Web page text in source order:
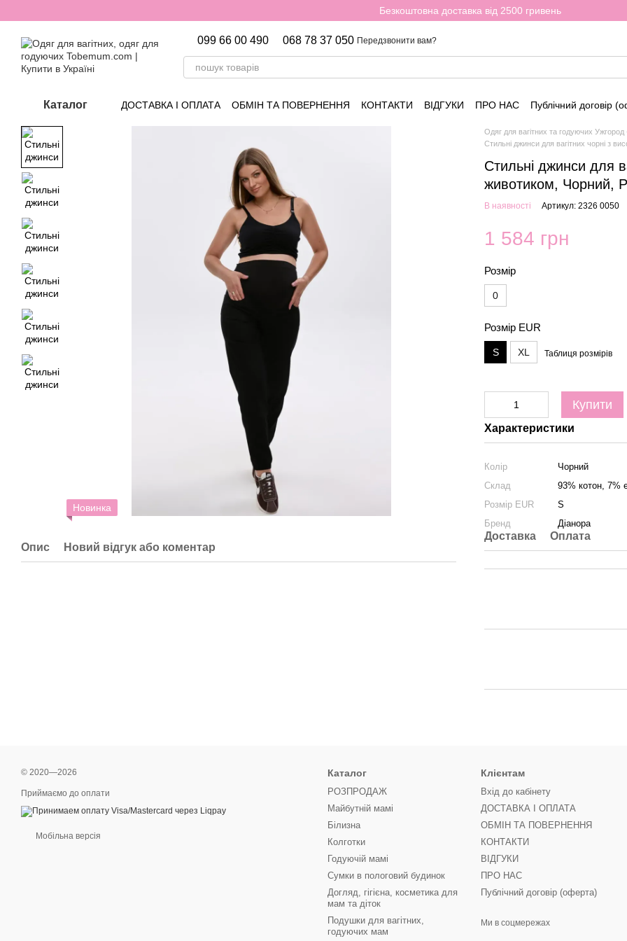
Безкоштовна доставка від 2500 гривень
099 66 00 490 068 78 37 050 Передзвонити вам?
Каталог ДОСТАВКА І ОПЛАТА ОБМІН ТА ПОВЕРНЕННЯ КОНТАКТИ ВІДГУКИ ПРО НАС Публічний договір
Новинка
Опис Новий відгук або коментар
Одяг для вагітних та годуючих
Стильні джинси для вагітних чорні з
Стильні джинси для
животиком, Чорний,
В наявності Артикул: 2326 0050
1 584 грн
Розмір
0
Розмір EUR
S XL Таблиця розмірів
Купити
Характеристики
Колір
Чорний
Склад
93% котон, 7%
Розмір EUR
S
Бренд
Діанора
Доставка Оплата
© 2020—2026
Приймаємо до оплати
Мобільна версія
Каталог
РОЗПРОДАЖ
Майбутній мамі
Білизна
Колготки
Годуючій мамі
Сумки в пологовий будинок
Догляд, гігієна, косметика для
мам та діток
Подушки для вагітних,
годуючих мам
Клієнтам
Вхід до кабінету
ДОСТАВКА І ОПЛАТА
ОБМІН ТА ПОВЕРНЕННЯ
КОНТАКТИ
ВІДГУКИ
ПРО НАС
Публічний договір (оферта)
Ми в соцмережах